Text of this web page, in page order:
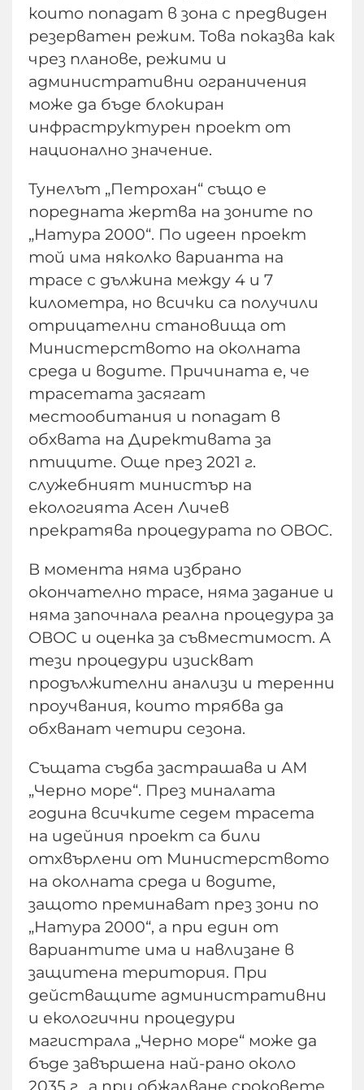
които попадат в зона с предвиден
резерватен режим. Това показва как
чрез планове, режими и
административни ограничения
може да бъде блокиран
инфраструктурен проект от
национално значение.
Тунелът „Петрохан“ също е
поредната жертва на зоните по
„Натура 2000“. По идеен проект
той има няколко варианта на
трасе с дължина между 4 и 7
километра, но всички са получили
отрицателни становища от
Министерството на околната
среда и водите. Причината е, че
трасетата засягат
местообитания и попадат в
обхвата на Директивата за
птиците. Още през 2021 г.
служебният министър на
екологията Асен Личев
прекратява процедурата по ОВОС.
В момента няма избрано
окончателно трасе, няма задание и
няма започнала реална процедура за
ОВОС и оценка за съвместимост. А
тези процедури изискват
продължителни анализи и теренни
проучвания, които трябва да
обхванат четири сезона.
Същата съдба застрашава и АМ
„Черно море“. През миналата
година всичките седем трасета
на идейния проект са били
отхвърлени от Министерството
на околната среда и водите,
защото преминават през зони по
„Натура 2000“, а при един от
вариантите има и навлизане в
защитена територия. При
действащите административни
и екологични процедури
магистрала „Черно море“ може да
бъде завършена най-рано около
2035 г., а при обжалване сроковете